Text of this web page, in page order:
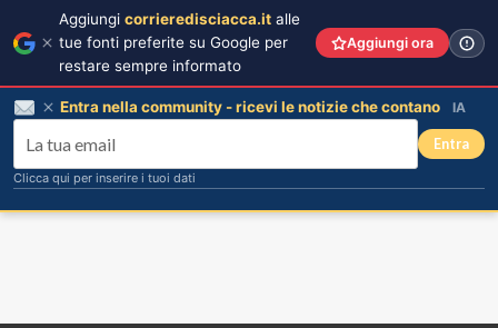
Aggiungi corrieredisciacca.it alle
tue fonti preferite su Google per
restare sempre informato
Aggiungi ora
Entra nella community - ricevi le notizie che contano IA
Entra
Clicca qui per inserire i tuoi dati